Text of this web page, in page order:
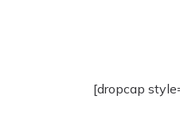
[dropcap